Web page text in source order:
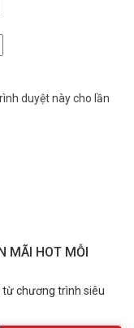
duyệt này cho lần
MÃI HOT MỖI
chương trình siêu